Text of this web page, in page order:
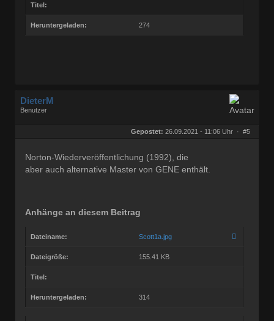
Titel:
Heruntergeladen: 274
DieterM
Benutzer
Gepostet: 26.09.2021 - 11:06 Uhr · #5
Norton-Wiederveröffentlichung (1992), die
aber auch alternative Master von GENE enthält.
Anhänge an diesem Beitrag
Dateiname: Scott1a.jpg
Dateigröße: 155.41 KB
Titel:
Heruntergeladen: 314